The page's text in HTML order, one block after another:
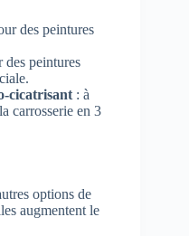
des peintures
peintures
cicatrisant : à
carrosserie en 3
options de
augmentent le